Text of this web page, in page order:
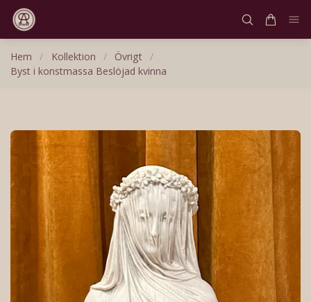
Hem / Kollektion / Övrigt /
Byst i konstmassa Beslöjad kvinna